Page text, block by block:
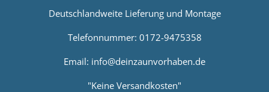
Deutschlandweite Lieferung und Montage
Telefonnummer: 0172-9475358
Email: info@deinzaunvorhaben.de
"Keine Versandkosten"